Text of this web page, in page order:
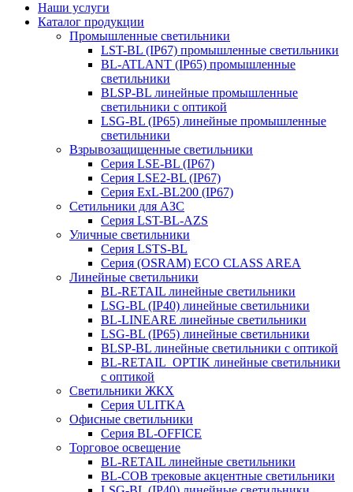
Наши услуги
Каталог продукции
Промышленные светильники
LST-BL (IP67) промышленные светильники
BL-ATLANT (IP65) промышленные
светильники
BLSP-BL линейные промышленные
светильники с оптикой
LSG-BL (IP65) линейные промышленные
светильники
Взрывозащищенные светильники
Серия LSE-BL (IP67)
Серия LSE2-BL (IP67)
Серия ExL-BL200 (IP67)
Сетильники для АЗС
Серия LST-BL-AZS
Уличные светильники
Серия LSTS-BL
Серия (ОSRAM) ECO CLASS AREA
Линейные светильники
BL-RETAIL линейные светильники
LSG-BL (IP40) линейные светильники
BL-LINEARE линейные светильники
LSG-BL (IP65) линейные светильники
BLSP-BL линейные светильники с оптикой
BL-RETAIL_OPTIK линейные светильники
с оптикой
Светильники ЖКХ
Серия ULITKA
Офисные светильники
Серия BL-OFFICE
Торговое освещение
BL-RETAIL линейные светильники
BL-COB трековые акцентные светильники